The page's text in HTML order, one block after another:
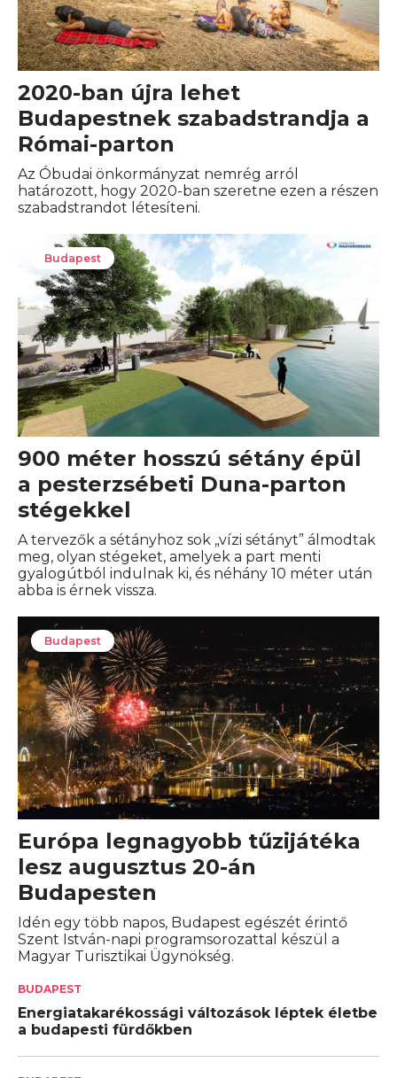
2020-ban újra lehet
Budapestnek szabadstrandja a
Római-parton
Az Óbudai önkormányzat nemrég arról
határozott, hogy 2020-ban szeretne ezen a részen
szabadstrandot létesíteni.
Budapest
900 méter hosszú sétány épül
a pesterzsébeti Duna-parton
stégekkel
A tervezők a sétányhoz sok „vízi sétányt” álmodtak
meg, olyan stégeket, amelyek a part menti
gyalogútból indulnak ki, és néhány 10 méter után
abba is érnek vissza.
Budapest
Európa legnagyobb tűzijátéka
lesz augusztus 20-án
Budapesten
Idén egy több napos, Budapest egészét érintő
Szent István-napi programsorozattal készül a
Magyar Turisztikai Ügynökség.
BUDAPEST
Energiatakarékossági változások léptek életbe
a budapesti fürdőkben